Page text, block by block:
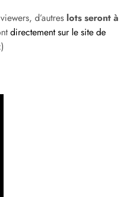
d’autres lots seront à
directement sur le site de